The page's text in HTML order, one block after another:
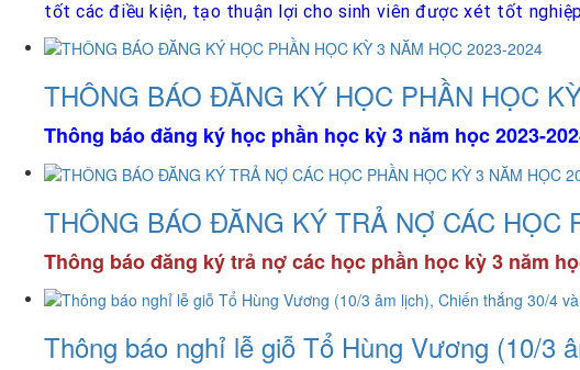
tốt các điều kiện, tạo thuận lợi cho sinh viên được xét tốt
THÔNG BÁO ĐĂNG KÝ HỌC PHẦN HỌC
Thông báo đăng ký học phần học kỳ 3 năm học 2023-
THÔNG BÁO ĐĂNG KÝ TRẢ NỢ CÁC HỌC
Thông báo đăng ký trả nợ các học phần học kỳ 3 năm
Thông báo nghỉ lễ giỗ Tổ Hùng Vương (10/3